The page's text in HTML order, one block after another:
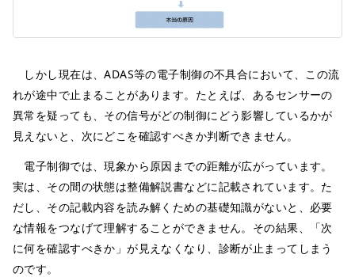
しかし現在は、ADAS等の電子制御の不具合において、この流
れが途中で止まることがあります。たとえば、あるセンサーの
異常を疑っても、その信号がどの制御にどう影響しているかが
見えないと、次にどこを確認すべきか判断できません。
電子制御では、現象から原因までの距離が広がっています。
実は、その間の状態は整備解説書などに記載されています。た
だし、その記載内容を読み解くための基礎知識がないと、必要
な情報をつなげて理解することができません。その結果、「次
に何を確認すべきか」が見えなくなり、診断が止まってしまう
のです。